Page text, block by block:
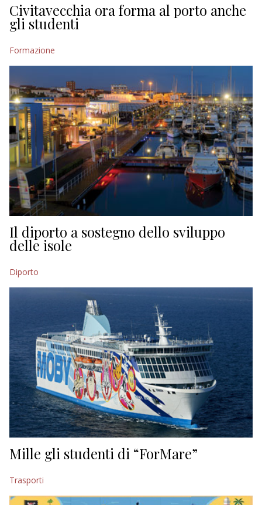
Civitavecchia ora forma al porto anche
gli studenti
Formazione
Il diporto a sostegno dello sviluppo
delle isole
Diporto
Mille gli studenti di “ForMare”
Trasporti